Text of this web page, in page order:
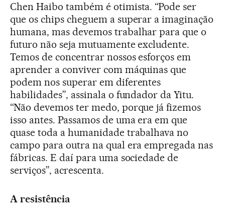
Chen Haibo também é otimista. “Pode ser
que os chips cheguem a superar a imaginação
humana, mas devemos trabalhar para que o
futuro não seja mutuamente excludente.
Temos de concentrar nossos esforços em
aprender a conviver com máquinas que
podem nos superar em diferentes
habilidades”, assinala o fundador da Yitu.
“Não devemos ter medo, porque já fizemos
isso antes. Passamos de uma era em que
quase toda a humanidade trabalhava no
campo para outra na qual era empregada nas
fábricas. E daí para uma sociedade de
serviços”, acrescenta.
A resistência